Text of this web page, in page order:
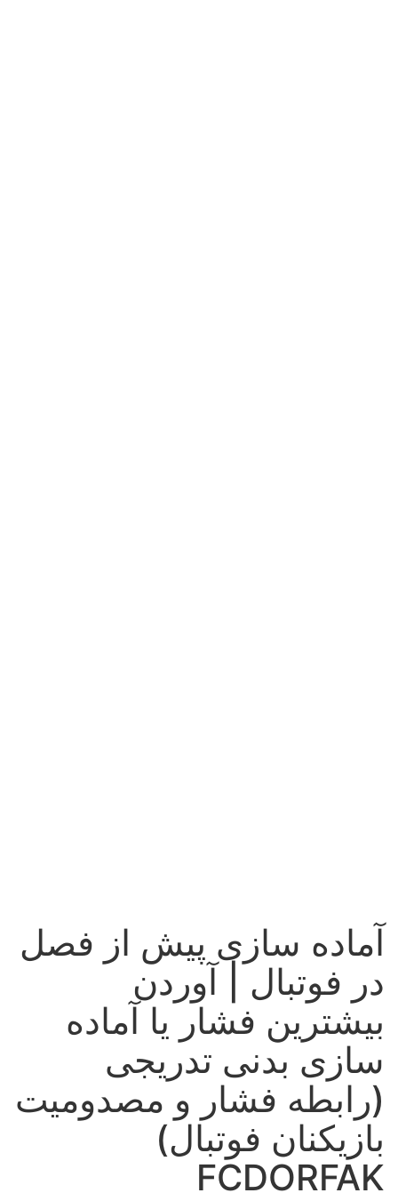
آماده سازی پیش از فصل
در فوتبال | آوردن
بیشترین فشار یا آماده
سازی بدنی تدریجی
(رابطه فشار و مصدومیت
بازیکنان فوتبال)
FCDORFAK